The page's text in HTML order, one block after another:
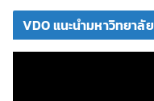
VDO แนะนำมหาวิทยาลัย